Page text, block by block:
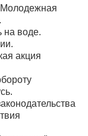
Молодежная
на воде.
акция